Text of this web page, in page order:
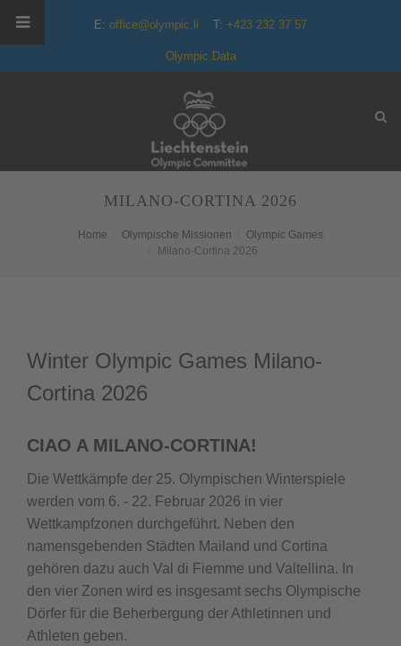
E: office@olympic.li T: +423 232 37 57
Olympic Data
MILANO-CORTINA 2026
Home Olympische Missionen
Olympic Games
Milano-Cortina 2026
Winter Olympic Games Milano-
Cortina 2026
CIAO A MILANO-CORTINA!
Die Wettkämpfe der 25. Olympischen Winterspiele
werden vom 6. - 22. Februar 2026 in vier
Wettkampfzonen durchgeführt. Neben den
namensgebenden Städten Mailand und Cortina
gehören dazu auch Val di Fiemme und Valtellina. In
den vier Zonen wird es insgesamt sechs Olympische
Dörfer für die Beherbergung der Athletinnen und
Athleten geben.